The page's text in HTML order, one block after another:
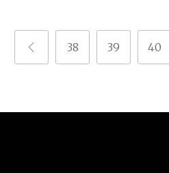
38 39 40